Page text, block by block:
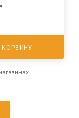
КОРЗИНУ